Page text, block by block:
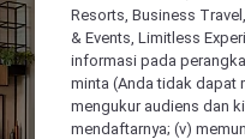
Resorts, Business
& Events, Limitless
informasi pada
minta (Anda tidak dapat
mengukur audiens dan
mendaftarnya; (v)